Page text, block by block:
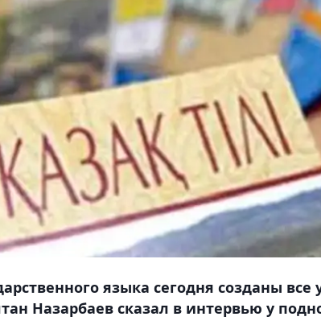
языка сегодня созданы все
Назарбаев сказал в интервью у